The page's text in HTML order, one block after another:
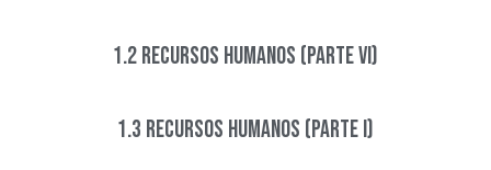
1.2 Recursos Humanos (Parte VI)
1.3 Recursos Humanos (Parte I)